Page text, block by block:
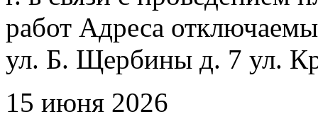
работ Адреса
ул. Б. Щербины д. 7 ул.
15 июня 2026